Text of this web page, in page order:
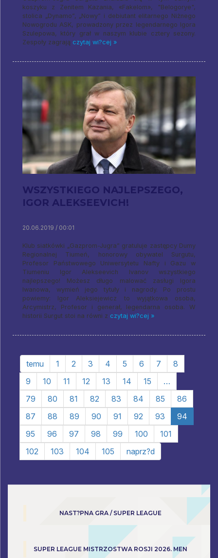
koszyku z Zenitem Kazania, «Fakelom», "Belogorye",
stolica „Dynamo”, „Nowy” i debiutant elitarnego Niżnego
Nowogrodu ASK, prowadzony przez legendarnego Igora
Szulepowa, który grał w naszym klubie cztery sezony.
Zespoły zagrają czytaj wi?cej »
WSZYSTKIEGO NAJLEPSZEGO,
IGOR ALEKSEEVICH!
20.06.2019 / 00:01
Klub siatkówki „Gazprom-Jugra” gratuluje zastępcy Dumy
Regionalnej Tiumeń, honorowy obywatel Surgutu,
Profesor Państwowego Uniwersytetu Nafty i Gazu w
Tiumeniu Igor Alekseevich Ivanov wszystkiego
najlepszego! Możesz długo malować zasługi Igora
Iwanowa, wymień jego tytuły i nagrody. Po prostu
powiemy: Igor Aleksiejewicz to wyjątkowa osoba,
Arcymistrz, Profesor i generał, legendarna osoba. W
historii Surgut stoi na równi z czytaj wi?cej »
temu 1 2 3 4 5 6 7
8
9
10 11 12 13 14 15
…
79
80 81 82 83 84 85
86
87
88 89 90 91 92 93
94
95
96 97 98 99 100
101
102
103 104 105 naprz?d
NAST?PNA GRA / SUPER LEAGUE
SUPER LEAGUE MISTRZOSTWA ROSJI 2026. MEN